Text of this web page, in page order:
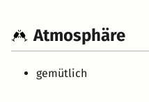
Atmosphäre
gemütlich